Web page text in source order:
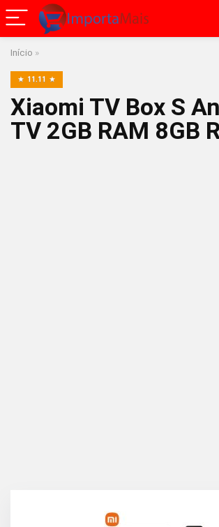
Início »
11.11
Xiaomi TV Box S
TV 2GB RAM 8GB